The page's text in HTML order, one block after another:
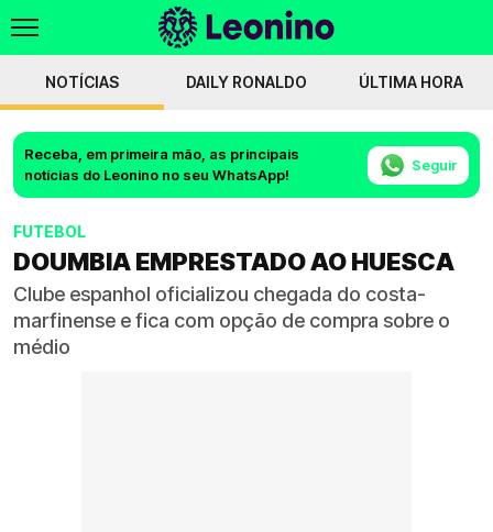
NOTÍCIAS DAILY RONALDO ÚLTIMA HORA
Receba, em primeira mão, as principais
notícias do Leonino no seu WhatsApp!
Seguir
FUTEBOL
DOUMBIA EMPRESTADO AO HUESCA
Clube espanhol oficializou chegada do costa-
marfinense e fica com opção de compra sobre o
médio